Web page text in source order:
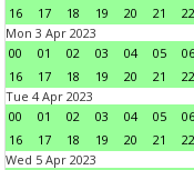
16
17 18 19 20 21 22
Mon 3 Apr 2023
00
01 02 03 04 05 06
16
17 18 19 20 21 22
Tue 4 Apr 2023
00
01 02 03 04 05 06
16
17 18 19 20 21 22
Wed 5 Apr 2023